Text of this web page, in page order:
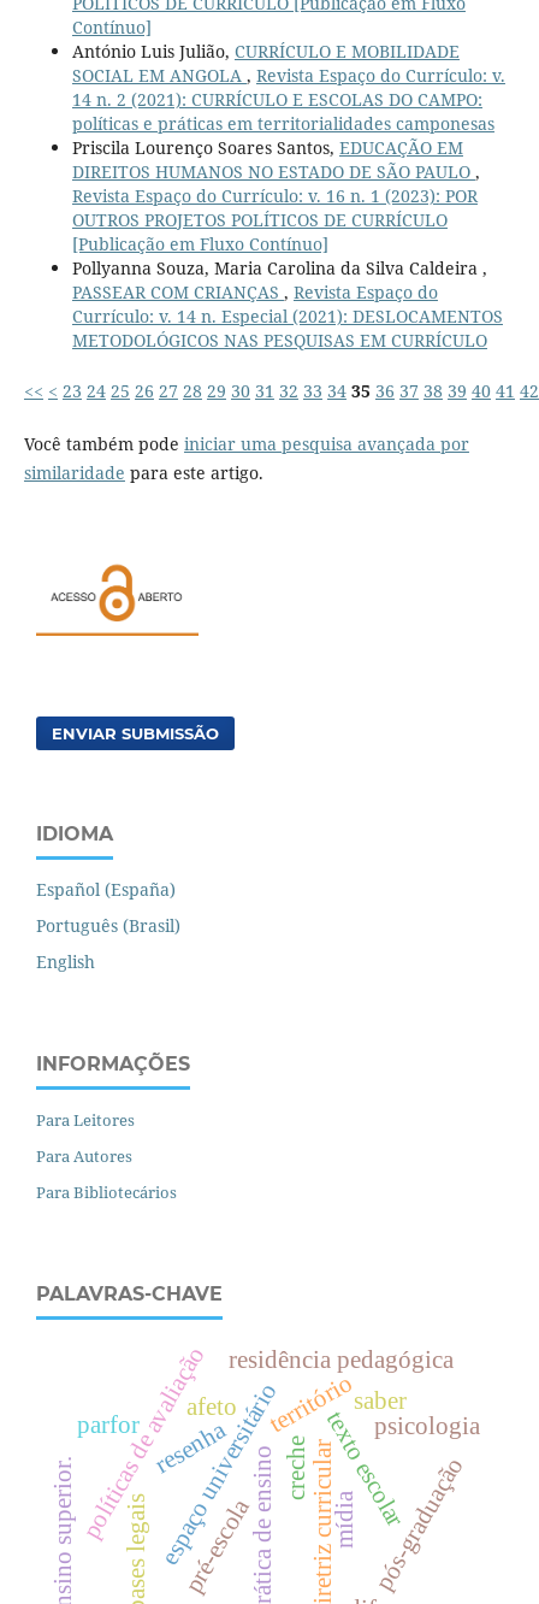
Contínuo]
António Luis Julião, CURRÍCULO E MOBILIDADE
SOCIAL EM ANGOLA , Revista Espaço do Currículo: v.
14 n. 2 (2021): CURRÍCULO E ESCOLAS DO CAMPO:
políticas e práticas em territorialidades camponesas
Priscila Lourenço Soares Santos, EDUCAÇÃO EM
DIREITOS HUMANOS NO ESTADO DE SÃO PAULO ,
Revista Espaço do Currículo: v. 16 n. 1 (2023): POR
OUTROS PROJETOS POLÍTICOS DE CURRÍCULO
[Publicação em Fluxo Contínuo]
Pollyanna Souza, Maria Carolina da Silva Caldeira ,
PASSEAR COM CRIANÇAS , Revista Espaço do
Currículo: v. 14 n. Especial (2021): DESLOCAMENTOS
METODOLÓGICOS NAS PESQUISAS EM CURRÍCULO
<< < 23 24 25 26 27 28 29 30 31 32 33 34 35 36 37 38 39 40 41 42
Você também pode iniciar uma pesquisa avançada por
similaridade para este artigo.
ENVIAR SUBMISSÃO
IDIOMA
Español (España)
Português (Brasil)
English
INFORMAÇÕES
Para Leitores
Para Autores
Para Bibliotecários
PALAVRAS-CHAVE
resenha
território
diretriz curricular
prática de ensino texto escolar
políticas de avaliaçãoespaço universitário pós-graduação
saber
mídia
residência pedagógica
parfor
pré-escola
creche
bases legais
psicologia
e
n
s
i
n
o
s
u
p
e
r
i
o
r
.
afeto